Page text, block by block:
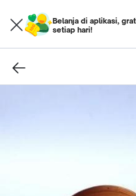
Belanja di aplikasi,
setiap hari!